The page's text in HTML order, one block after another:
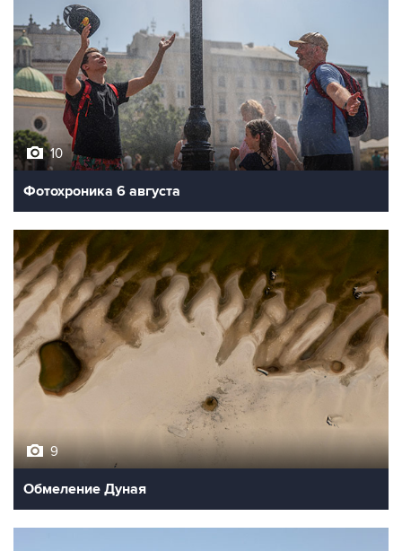
10
Фотохроника 6 августа
9
Обмеление Дуная